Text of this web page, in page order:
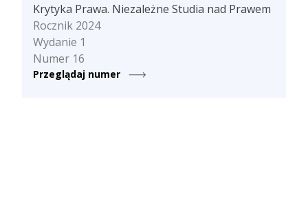
Krytyka Prawa. Niezależne Studia nad Prawem
Rocznik 2024
Wydanie 1
Numer 16
Przeglądaj numer